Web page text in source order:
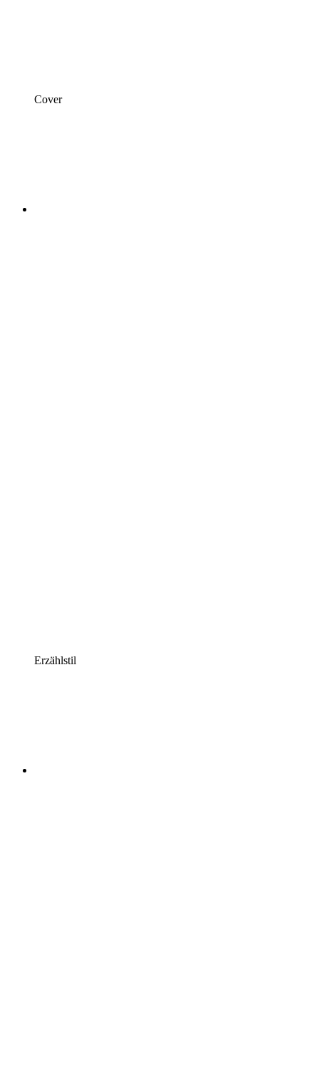
Cover
Erzählstil